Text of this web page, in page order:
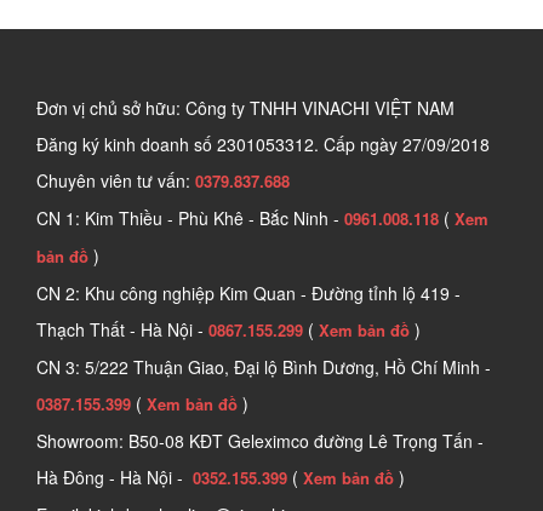
Đơn vị chủ sở hữu: Công ty TNHH VINACHI VIỆT NAM
Đăng ký kinh doanh số 2301053312. Cấp ngày 27/09/2018
Chuyên viên tư vấn: 0379.837.688
CN 1: Kim Thiều - Phù Khê - Bắc Ninh - 0961.008.118 ( Xem
bản đồ )
CN 2: Khu công nghiệp Kim Quan - Đường tỉnh lộ 419 -
Thạch Thất - Hà Nội - 0867.155.299 ( Xem bản đồ )
CN 3: 5/222 Thuận Giao, Đại lộ Bình Dương, Hồ Chí Minh -
0387.155.399 ( Xem bản đồ )
Showroom: B50-08 KĐT Geleximco đường Lê Trọng Tấn -
Hà Đông - Hà Nội - 0352.155.399 ( Xem bản đồ )